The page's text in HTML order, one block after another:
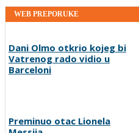
WEB PREPORUKE
Vatrenog rado vidio u
Barceloni